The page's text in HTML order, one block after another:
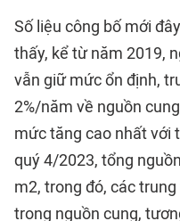
Số liệu công bố mới
thấy, kể từ năm 2019,
vẫn giữ mức ổn định,
2%/năm về nguồn
mức tăng cao nhất với
quý 4/2023, tổng
m2, trong đó, các
trọng nguồn cung,